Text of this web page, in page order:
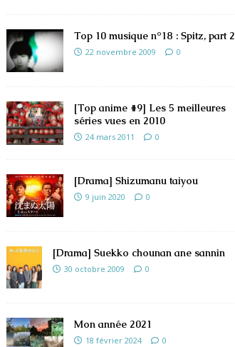
Top 10 musique n°18 : Spitz, part 2
22 novembre 2009 0
[Top anime #9] Les 5 meilleures
séries vues en 2010
24 mars 2011 0
[Drama] Shizumanu taiyou
9 juin 2020 0
[Drama] Suekko chounan ane sannin
30 octobre 2009 0
Mon année 2021
18 février 2024 0